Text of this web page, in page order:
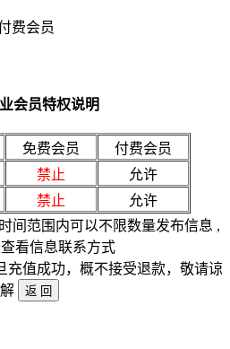
费会员
会员特权说明
免费会员
付费会员
禁止
允许
禁止
允许
间范围内可以不限数量发布信息 ,
看信息联系方式
充值成功，概不接受退款，敬请谅
解